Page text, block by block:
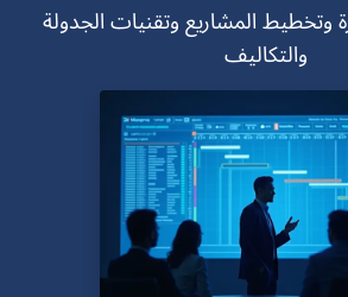
وتخطيط المشاريع وتقنيات الجدولة
والتكاليف